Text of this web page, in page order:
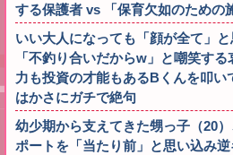
する保護者 vs 「保育欠如のための
いい大人になっても「顔が全て」
「不釣り合いだからw」と嘲笑す
力も投資の才能もあるBくんを叩い
はかさにガチで絶句
幼少期から支えてきた甥っ子（20
ポートを「当たり前」と思い込み